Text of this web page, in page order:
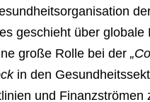
geschieht über globale
große Rolle bei der
in den
und